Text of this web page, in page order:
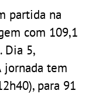
partida na
com 109,1
Dia 5,
jornada tem
para 91